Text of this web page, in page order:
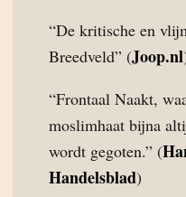
“De kritische en
Breedveld” (Joop.nl
“Frontaal Naakt,
moslimhaat bijna
wordt gegoten.” (
Handelsblad)